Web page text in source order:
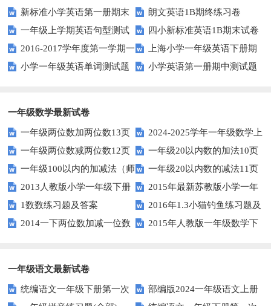
语期末试卷
质量检测题
新标准小学英语第一册期末
测试题
朗文英语1B期终练习卷
一年级上学期英语句型测试
题
四小新标准英语1B期末试卷
2016-2017学年度第一学期一
起一年级英语期中试卷
上海小学一年级英语下册期
中试卷
小学一年级英语单词测试题 小学英语第一册期中测试题
一年级数学最新试卷
一年级两位数加两位数13页
2024-2025学年一年级数学上
册期末素养测评卷（考试版A4
人教版）
一年级两位数减两位数12页
一年级20以内数的加法10页
一年级100以内的加减法（师
版）
一年级20以内数的减法11页
2013人教版小学一年级下册
第三单元整理与复习（一）练习
题
2015年最新苏教版小学一年
级数学下册第一次月考试卷
1数数练习题及答案
2016年1.3小猫钓鱼练习题及
答案
2014一下两位数加减一位数
2015年人教版一年级数学下
一年级语文最新试卷
统编语文一年级下册第一次
部编版2024一年级语文上册